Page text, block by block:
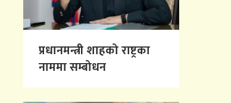
प्रधानमन्त्री शाहको राष्ट्रका
नाममा सम्बोधन